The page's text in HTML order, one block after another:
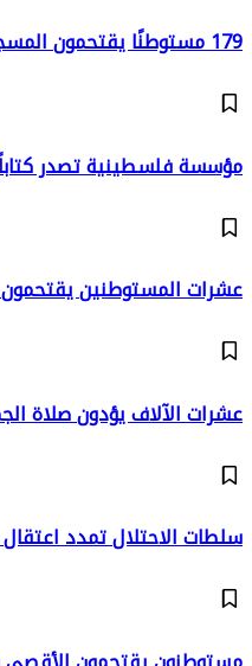
179 مستوطنًا يقتحمون المسجد الأقصى اليوم
مؤسسة فلسطينية تصدر كتاباً
عشرات المستوطنين
عشرات الآلاف يؤدون صلاة
سلطات الاحتلال تمدد